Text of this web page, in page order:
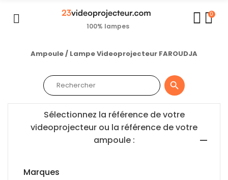
100% lampes
0
Ampoule / Lampe Videoprojecteur FAROUDJA

Sélectionnez la référence de votre
videoprojecteur ou la référence de votre
ampoule :
Marques